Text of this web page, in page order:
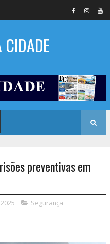
CIDADE
preventivas em
Segurança